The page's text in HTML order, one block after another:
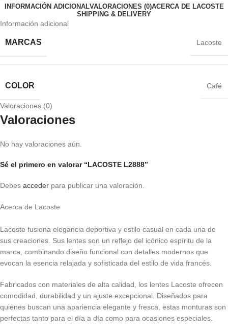
INFORMACIÓN ADICIONALVALORACIONES (0)ACERCA DE LACOSTE
SHIPPING & DELIVERY
Información adicional
MARCAS Lacoste
COLOR Café
Valoraciones (0)
Valoraciones
No hay valoraciones aún.
Sé el primero en valorar “LACOSTE L2888”
Debes acceder para publicar una valoración.
Acerca de Lacoste
Lacoste fusiona elegancia deportiva y estilo casual en cada una de
sus creaciones. Sus lentes son un reflejo del icónico espíritu de la
marca, combinando diseño funcional con detalles modernos que
evocan la esencia relajada y sofisticada del estilo de vida francés.
Fabricados con materiales de alta calidad, los lentes Lacoste ofrecen
comodidad, durabilidad y un ajuste excepcional. Diseñados para
quienes buscan una apariencia elegante y fresca, estas monturas son
perfectas tanto para el día a día como para ocasiones especiales.